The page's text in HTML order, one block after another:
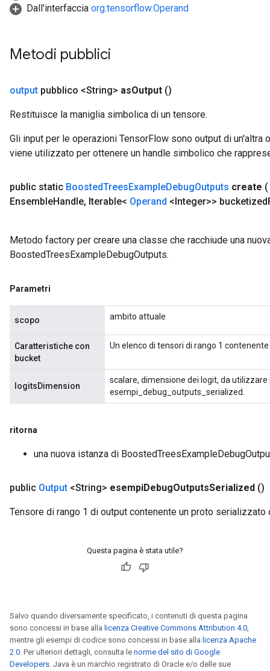
Dall'interfaccia org.tensorflow.Operand
Metodi pubblici
output pubblico <String> asOutput ()
Restituisce la maniglia simbolica di un tensore.
Gli input per le operazioni TensorFlow sono output di un'altra
viene utilizzato per ottenere un handle simbolico che
public static BoostedTreesExampleDebugOutputs create (
EnsembleHandle, Iterable< Operand <Integer>> bucketized
Metodo factory per creare una classe che racchiude una
BoostedTreesExampleDebugOutputs.
Parametri
scopo ambito attuale
Caratteristiche con
bucket
Un elenco di tensori di rango 1
logitsDimension
scalare, dimensione dei logit, da
esempi_debug_outputs_serialized.
ritorna
una nuova istanza di
public Output <String> esempiDebugOutputsSerialized ()
Tensore di rango 1 di output contenente un proto
Questa pagina è stata utile?
Salvo quando diversamente specificato, i contenuti di questa pagina
sono concessi in base alla licenza Creative Commons Attribution 4.0,
mentre gli esempi di codice sono concessi in base alla licenza Apache
2.0. Per ulteriori dettagli, consulta le norme del sito di Google
Developers. Java è un marchio registrato di Oracle e/o delle sue